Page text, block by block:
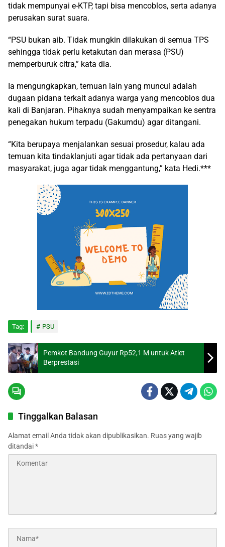
tidak mempunyai e-KTP, tapi bisa mencoblos, serta adanya
perusakan surat suara.
“PSU bukan aib. Tidak mungkin dilakukan di semua TPS
sehingga tidak perlu ketakutan dan merasa (PSU)
memperburuk citra,” kata dia.
Ia mengungkapkan, temuan lain yang muncul adalah
dugaan pidana terkait adanya warga yang mencoblos dua
kali di Banjaran. Pihaknya sudah menyampaikan ke sentra
penegakan hukum terpadu (Gakumdu) agar ditangani.
“Kita berupaya menjalankan sesuai prosedur, kalau ada
temuan kita tindaklanjuti agar tidak ada pertanyaan dari
masyarakat, juga agar tidak menggantung,” kata Hedi.***
Tag: PSU
Pemkot Bandung Guyur Rp52,1 M untuk Atlet
Berprestasi
Tinggalkan Balasan
Alamat email Anda tidak akan dipublikasikan. Ruas yang wajib
ditandai*